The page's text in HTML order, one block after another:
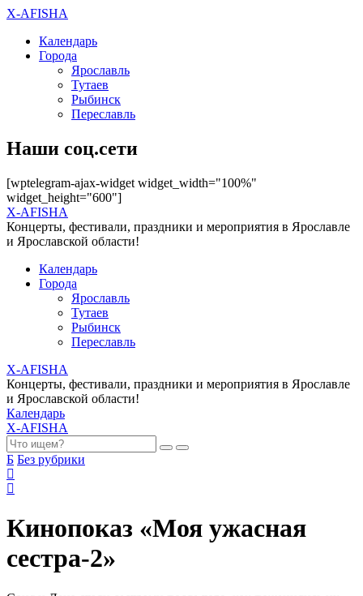
X-AFISHA
Календарь
Города
Ярославль
Тутаев
Рыбинск
Переславль
Наши соц.сети
[wptelegram-ajax-widget widget_width="100%"
widget_height="600"]
X-AFISHA
Концерты, фестивали, праздники и мероприятия в Ярославле
и Ярославской области!
Календарь
Города
Ярославль
Тутаев
Рыбинск
Переславль
X-AFISHA
Концерты, фестивали, праздники и мероприятия в Ярославле
и Ярославской области!
Календарь
X-AFISHA
Б Без рубрики
Кинопоказ «Моя ужасная
сестра-2»